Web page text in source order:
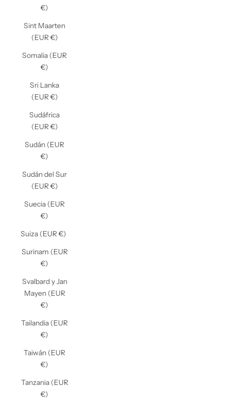
€)
Sint Maarten
(EUR €)
Somalia (EUR
€)
Sri Lanka
(EUR €)
Sudáfrica
(EUR €)
Sudán (EUR
€)
Sudán del Sur
(EUR €)
Suecia (EUR
€)
Suiza (EUR €)
Surinam (EUR
€)
Svalbard y Jan
Mayen (EUR
€)
Tailandia (EUR
€)
Taiwán (EUR
€)
Tanzania (EUR
€)